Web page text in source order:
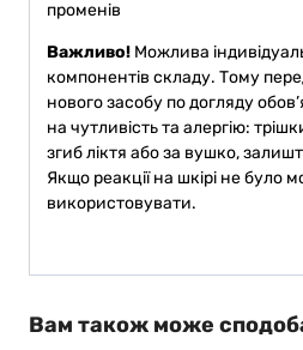
променів
Важливо! Можлива
компонентів складу. Тому
нового засобу по догляду
на чутливість та алергію:
згиб ліктя або за вушко,
Якщо реакції на шкірі не було
використовувати.
Вам також може